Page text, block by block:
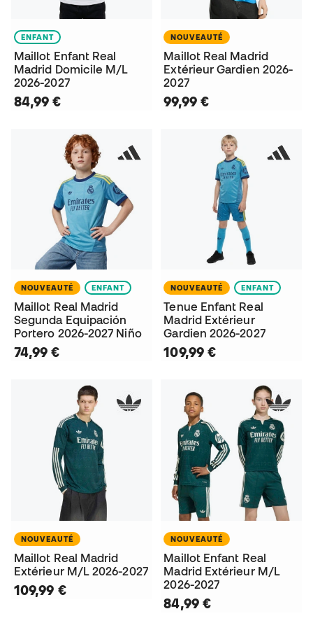
ENFANT
Maillot Enfant Real
Madrid Domicile M/L
2026-2027
84,99 €
NOUVEAUTÉ
Maillot Real Madrid
Extérieur Gardien 2026-
2027
99,99 €
NOUVEAUTÉ ENFANT
Maillot Real Madrid
Segunda Equipación
Portero 2026-2027 Niño
74,99 €
NOUVEAUTÉ ENFANT
Tenue Enfant Real
Madrid Extérieur
Gardien 2026-2027
109,99 €
NOUVEAUTÉ
Maillot Real Madrid
Extérieur M/L 2026-2027
109,99 €
NOUVEAUTÉ
Maillot Enfant Real
Madrid Extérieur M/L
2026-2027
84,99 €